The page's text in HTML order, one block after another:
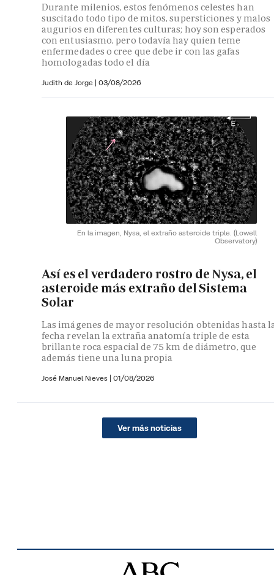
Durante milenios, estos fenómenos celestes han
suscitado todo tipo de mitos, supersticiones y malos
augurios en diferentes culturas; hoy son esperados
con entusiasmo, pero todavía hay quien teme
enfermedades o cree que debe ir con las gafas
homologadas todo el día
Judith de Jorge | 03/08/2026
En la imagen, Nysa, el extraño asteroide triple. (Lowell
Observatory)
Así es el verdadero rostro de Nysa, el
asteroide más extraño del Sistema
Solar
Las imágenes de mayor resolución obtenidas hasta
fecha revelan la extraña anatomía triple de esta
brillante roca espacial de 75 km de diámetro, que
además tiene una luna propia
José Manuel Nieves | 01/08/2026
Ver más noticias